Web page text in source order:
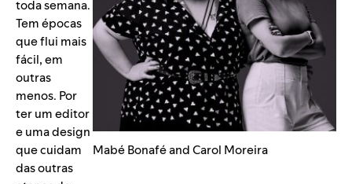
Mabé Bonafé and Carol Moreira
toda semana.
Tem épocas
que flui mais
fácil, em
outras
menos. Por
ter um editor
e uma design
que cuidam
das outras